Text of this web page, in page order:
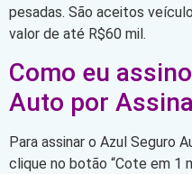
pesadas. São aceitos
valor de até R$60 mil.
Como eu
Auto por
Para assinar o Azul Seguro
clique no botão “Cote em 1